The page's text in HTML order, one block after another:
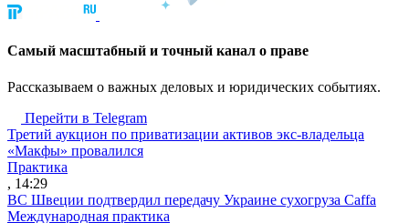
Cамый масштабный и точный канал о праве
Рассказываем о важных деловых и юридических событиях.
Перейти в Telegram
Третий аукцион по приватизации активов экс-владельца
«Макфы» провалился
Практика
, 14:29
ВС Швеции подтвердил передачу Украине сухогруза Caffa
Международная практика